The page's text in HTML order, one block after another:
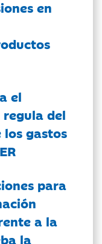
en
el
del
gastos
para
a la
la